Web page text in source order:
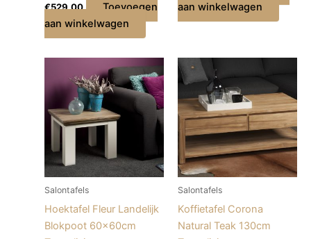
€529,00
Toevoegen
aan winkelwagen
aan winkelwagen
Salontafels
Hoektafel Fleur Landelijk
Blokpoot 60x60cm
Salontafels
Koffietafel Corona
Natural Teak 130cm